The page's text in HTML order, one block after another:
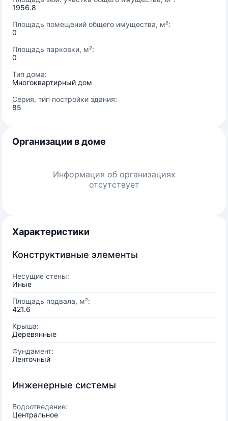
1956.8
Площадь помещений общего имущества, м²:
0
Площадь парковки, м²:
0
Тип дома:
Многоквартирный дом
Серия, тип постройки здания:
85
Организации в доме
Информация об организациях
отсутствует
Характеристики
Конструктивные элементы
Несущие стены:
Иные
Площадь подвала, м²:
421.6
Крыша:
Деревянные
Фундамент:
Ленточный
Инженерные системы
Водоотведение:
Центральное